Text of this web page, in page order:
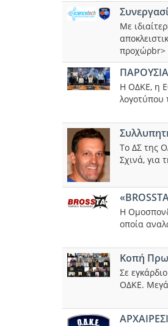
Με
προχώρbr>
Η ΟΔΚΕ, η
λογοτύπου
Το ΔΣ της
Σχινά, για
Η
οποία
Κοπή
Σε
ΟΔΚΕ.